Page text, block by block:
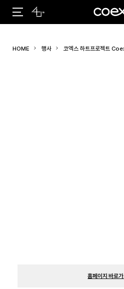
#코엑스 전시 #행사 #주차
HOME 행사 코엑스 하트프로젝트
홈페이지 바로